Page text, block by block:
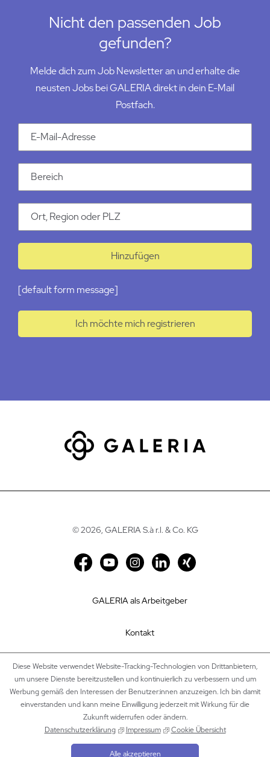
Nicht den passenden Job
gefunden?
Melde dich zum Job Newsletter an und erhalte die
neusten Jobs bei GALERIA direkt in dein E-Mail
Postfach.
Email Addresse
Kategorie
Ort
Hinzufügen
[default form message]
Ich möchte mich registrieren
©2026, GALERIA S.à r.l. & Co. KG
GALERIA als Arbeitgeber
Kontakt
Impressum
Datenschutz
Cookie Einstellungen
Diese Website verwendet Website-Tracking-Technologien von Drittanbietern,
um unsere Dienste bereitzustellen und kontinuierlich zu verbessern und um
Werbung gemäß den Interessen der Benutzer:innen anzuzeigen. Ich bin damit
einverstanden und kann meine Einwilligung jederzeit mit Wirkung für die
Zukunft widerrufen oder ändern.
Datenschutzerklärung
Impressum Cookie Übersicht
Alle akzeptieren